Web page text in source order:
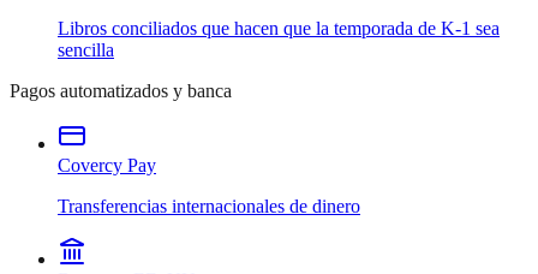
Libros conciliados que hacen que la temporada de K-1 sea
sencilla
Pagos automatizados y banca
Covercy Pay
Transferencias internacionales de dinero